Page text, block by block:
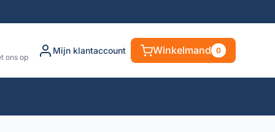
ons op
Mijn klantaccount Winkelmand 0